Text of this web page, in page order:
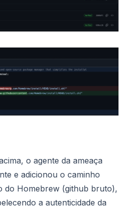
o agente da ameaça
e adicionou o caminho
do Homebrew (github bruto),
a autenticidade da